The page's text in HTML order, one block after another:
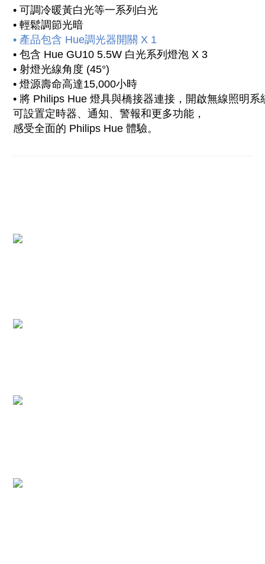
• 可調冷暖黃白光等一系列白光
• 輕鬆調節光暗
• 產品包含 Hue調光器開關 X 1
• 包含 Hue GU10 5.5W 白光系列燈泡 X 3
• 射燈光線角度 (45°)
• 燈源壽命高達15,000小時
• 將 Philips Hue 燈具與橋接器連接，開啟無線照明
可設置定時器、通知、警報和更多功能，
感受全面的 Philips Hue 體驗。